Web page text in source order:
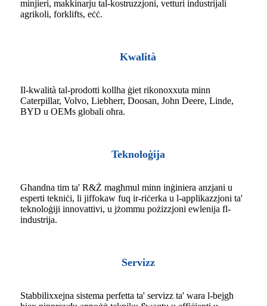
minjieri, makkinarju tal-kostruzzjoni, vetturi industrijali
agrikoli, forklifts, eċċ.
Kwalità
Il-kwalità tal-prodotti kollha ġiet rikonoxxuta minn
Caterpillar, Volvo, Liebherr, Doosan, John Deere, Linde,
BYD u OEMs globali oħra.
Teknoloġija
Għandna tim ta' R&Ż magħmul minn inġiniera anzjani u
esperti tekniċi, li jiffokaw fuq ir-riċerka u l-applikazzjoni ta'
teknoloġiji innovattivi, u jżommu pożizzjoni ewlenija fl-
industrija.
Servizz
Stabbilixxejna sistema perfetta ta' servizz ta' wara l-bejgħ